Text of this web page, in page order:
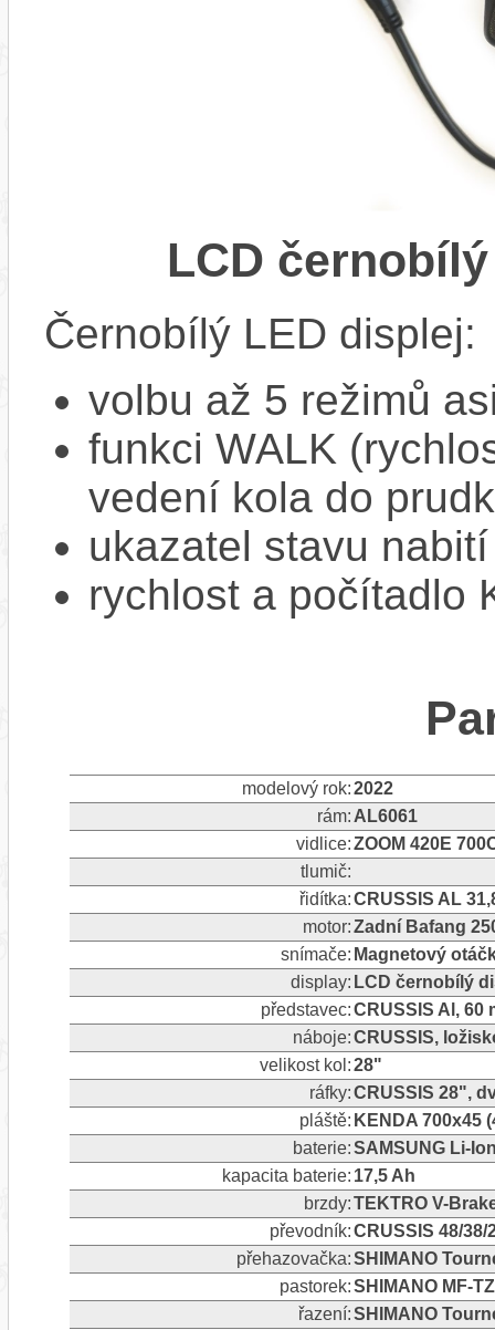
LCD
Černobílý LED displej:
volbu až 5 režimů
funkci WALK
vedení kola do
ukazatel stavu
rychlost a počítadlo
modelový rok:2022
rám: AL6061
vidlice:ZOOM 420E
tlumič:
řidítka:CRUSSIS AL
motor:Zadní Bafang
snímače: Magnetový
display: LCD černobílý
představec:CRUSSIS Al, 60
náboje:CRUSSIS,
velikost kol:28"
ráfky:CRUSSIS 28",
pláště: KENDA 700x45
baterie:SAMSUNG Li-
kapacita baterie: 17,5 Ah
brzdy:TEKTRO V-
převodník:CRUSSIS 48/38/
přehazovačka:SHIMANO
pastorek:SHIMANO MF-
řazení:SHIMANO